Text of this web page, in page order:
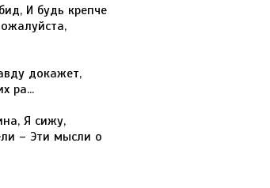
И будь крепче
докажет,
ра...
Я сижу,
– Эти мысли о